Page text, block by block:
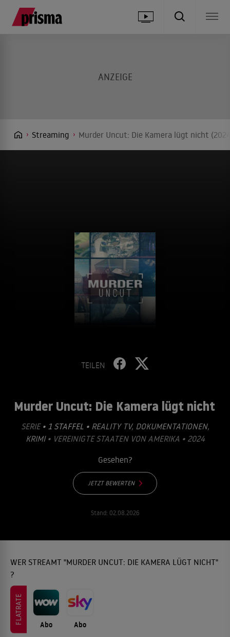
Streaming Murder Uncut: Die Kamera lügt nicht
TEILEN
Murder Uncut: Die Kamera lügt nicht
SERIE • 1 STAFFEL • REALITY TV, DOKUMENTATIONEN,
KRIMI• VEREINIGTE STAATEN VON AMERIKA • 2024
Gesehen?
JETZT BEWERTEN
Stand: 02.08.2026
WER STREAMT "MURDER UNCUT: DIE KAMERA LÜGT NICHT"
?
FLATRATE Abo Abo